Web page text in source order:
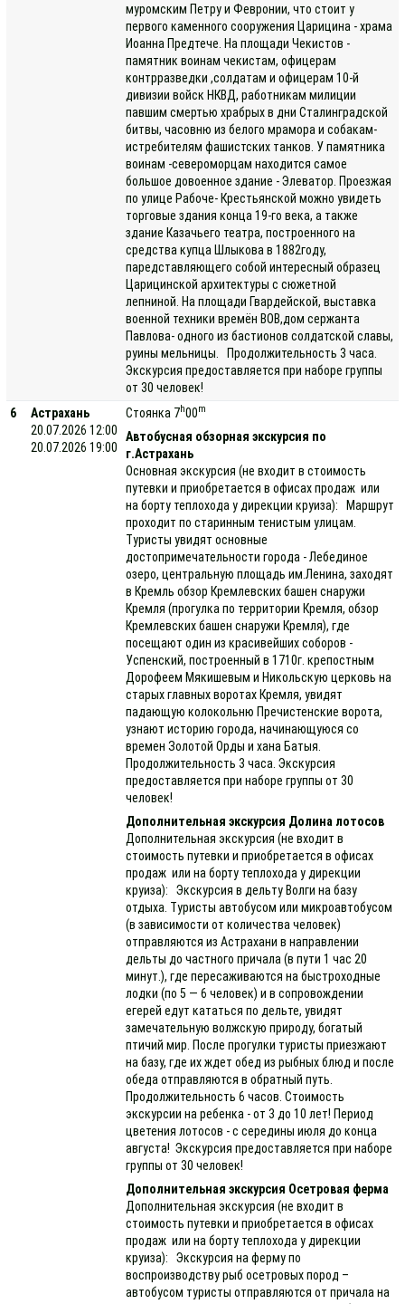
муромским Петру и Февронии, что стоит у
первого каменного сооружения Царицина - храма
Иоанна Предтече. На площади Чекистов -
памятник воинам чекистам, офицерам
контрразведки ,солдатам и офицерам 10-й
дивизии войск НКВД, работникам милиции
павшим смертью храбрых в дни Сталинградской
битвы, часовню из белого мрамора и собакам-
истребителям фашистских танков. У памятника
воинам -североморцам находится самое
большое довоенное здание - Элеватор. Проезжая
по улице Рабоче- Крестьянской можно увидеть
торговые здания конца 19-го века, а также
здание Казачьего театра, построенного на
средства купца Шлыкова в 1882году,
паредставляющего собой интересный образец
Царицинской архитектуры с сюжетной
лепниной. На площади Гвардейской, выставка
военной техники времён ВОВ,дом сержанта
Павлова- одного из бастионов солдатской славы,
руины мельницы. Продолжительность 3 часа.
Экскурсия предоставляется при наборе группы
от 30 человек!
6
Астрахань
20.07.2026 12:00
20.07.2026 19:00
Стоянка 7h00m
Автобусная обзорная экскурсия по
г.Астрахань
Основная экскурсия (не входит в стоимость
путевки и приобретается в офисах продаж или
на борту теплохода у дирекции круиза): Маршрут
проходит по старинным тенистым улицам.
Туристы увидят основные
достопримечательности города - Лебединое
озеро, центральную площадь им.Ленина, заходят
в Кремль обзор Кремлевских башен снаружи
Кремля (прогулка по территории Кремля, обзор
Кремлевских башен снаружи Кремля), где
посещают один из красивейших соборов -
Успенский, построенный в 1710г. крепостным
Дорофеем Мякишевым и Никольскую церковь на
старых главных воротах Кремля, увидят
падающую колокольню Пречистенские ворота,
узнают историю города, начинающуюся со
времен Золотой Орды и хана Батыя.
Продолжительность 3 часа. Экскурсия
предоставляется при наборе группы от 30
человек!
Дополнительная экскурсия Долина лотосов
Дополнительная экскурсия (не входит в
стоимость путевки и приобретается в офисах
продаж или на борту теплохода у дирекции
круиза): Экскурсия в дельту Волги на базу
отдыха. Туристы автобусом или микроавтобусом
(в зависимости от количества человек)
отправляются из Астрахани в направлении
дельты до частного причала (в пути 1 час 20
минут.), где пересаживаются на быстроходные
лодки (по 5 — 6 человек) и в сопровождении
егерей едут кататься по дельте, увидят
замечательную волжскую природу, богатый
птичий мир. После прогулки туристы приезжают
на базу, где их ждет обед из рыбных блюд и после
обеда отправляются в обратный путь.
Продолжительность 6 часов. Стоимость
экскурсии на ребенка - от 3 до 10 лет! Период
цветения лотосов - с середины июля до конца
августа! Экскурсия предоставляется при наборе
группы от 30 человек!
Дополнительная экскурсия Осетровая ферма
Дополнительная экскурсия (не входит в
стоимость путевки и приобретается в офисах
продаж или на борту теплохода у дирекции
круиза): Экскурсия на ферму по
воспроизводству рыб осетровых пород –
автобусом туристы отправляются от причала на